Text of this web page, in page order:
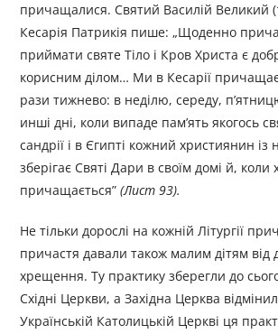
причащалися. Святий Василій Великий
Кесарія Патрикія пише: „Щоденно
приймати святе Тіло і Кров Христа є
корисним ділом… Ми в Кесарії
рази тижнево: в неділю, середу,
инші дні, коли випаде пам’ять якогось
сандрії і в Єгипті кожний християнин
зберігає Святі Дари в своїм домі й, коли
причащається”(Лист 93).
Не тільки дорослі на кожній Літургії
причастя давали також малим дітям від
хрещення. Ту практику зберегли до
Східні Церкви, а Західна Церква
Українській Католицькій Церкві ця